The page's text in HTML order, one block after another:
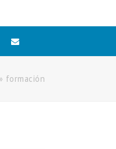
» formación